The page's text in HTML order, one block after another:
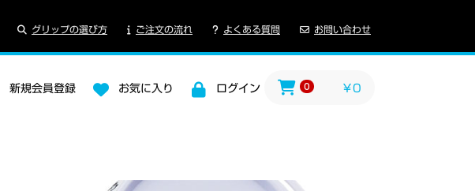
グリップの選び方 ご注文の流れ よくある質問 お問い合わせ
新規会員登録 お気に入り ログイン 0 ￥0